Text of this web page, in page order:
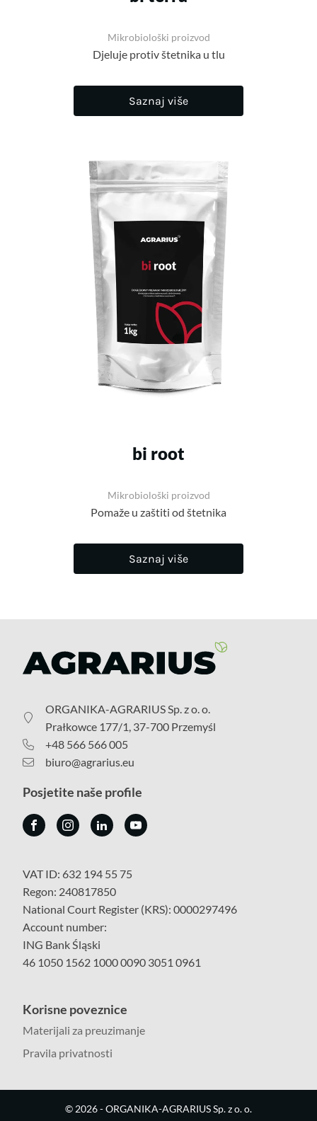
Mikrobiološki proizvod
Djeluje protiv štetnika u tlu
Saznaj više
bi root
Mikrobiološki proizvod
Pomaže u zaštiti od štetnika
Saznaj više
ORGANIKA-AGRARIUS Sp. z o. o.
Prałkowce 177/1, 37-700 Przemyśl
+48 566 566 005
biuro@agrarius.eu
Posjetite naše profile
VAT ID: 632 194 55 75
Regon: 240817850
National Court Register (KRS): 0000297496
Account number:
ING Bank Śląski
46 1050 1562 1000 0090 3051 0961
Korisne poveznice
Materijali za preuzimanje
Pravila privatnosti
© 2026- ORGANIKA-AGRARIUS Sp. z o. o.